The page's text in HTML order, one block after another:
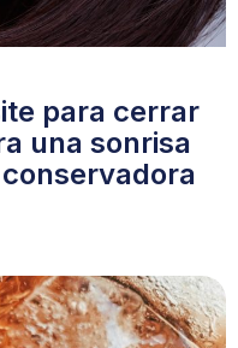
para cerrar
una sonrisa